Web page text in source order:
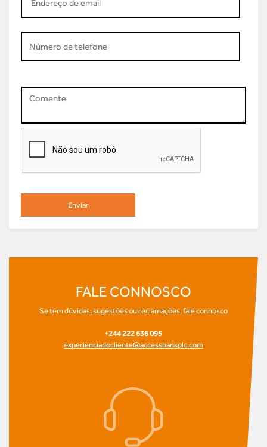
FALE CONNOSCO
Se tem dúvidas, sugestões ou reclamações, fale connosco
+244 222 636 095
experienciadocliente@accessbankplc.com